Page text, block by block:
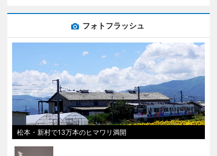
フォトフラッシュ
松本・新村で13万本のヒマワリ満開